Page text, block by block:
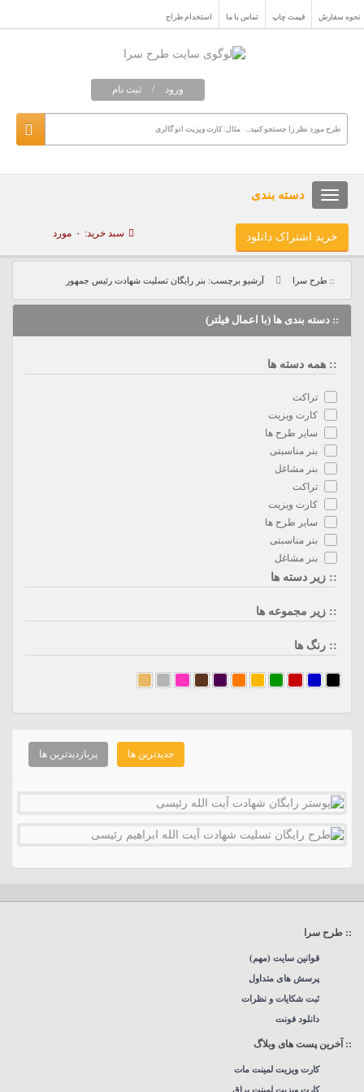
نحوه سفارش قیمت چاپ تماس با ما استخدام طراح
ورود / ثبت نام
دسته بندی
خرید اشتراک دانلود سبد خرید: ۰ مورد
:: طرح سرا آرشیو برچسب: بنر رایگان تسلیت شهادت رئیس جمهور
:: دسته بندی ها (با اعمال فیلتر)
:: همه دسته ها
تراکت
کارت ویزیت
سایر طرح ها
بنر مناسبتی
بنر مشاغل
تراکت
کارت ویزیت
سایر طرح ها
بنر مناسبتی
بنر مشاغل
:: زیر دسته ها
:: زیر مجموعه ها
:: رنگ ها
جدیدترین ها پربازدیدترین ها
:: طرح سرا
قوانین سایت (مهم)
پرسش های متداول
ثبت شکایات و نظرات
دانلود فونت
:: آخرین پست های وبلاگ
کارت ویزیت لمینت مات
کارت ویزیت لمینت براق